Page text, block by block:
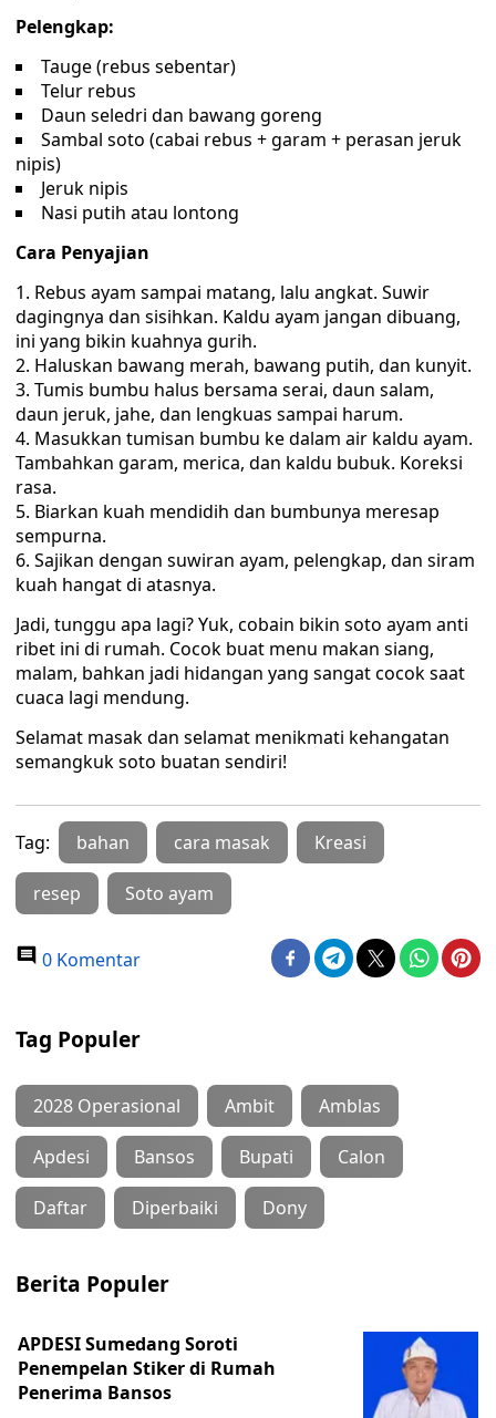
Pelengkap:
Tauge (rebus sebentar)
Telur rebus
Daun seledri dan bawang goreng
Sambal soto (cabai rebus + garam + perasan jeruk
nipis)
Jeruk nipis
Nasi putih atau lontong
Cara Penyajian
Rebus ayam sampai matang, lalu angkat. Suwir
dagingnya dan sisihkan. Kaldu ayam jangan dibuang,
ini yang bikin kuahnya gurih.
Haluskan bawang merah, bawang putih, dan kunyit.
Tumis bumbu halus bersama serai, daun salam,
daun jeruk, jahe, dan lengkuas sampai harum.
Masukkan tumisan bumbu ke dalam air kaldu ayam.
Tambahkan garam, merica, dan kaldu bubuk. Koreksi
rasa.
Biarkan kuah mendidih dan bumbunya meresap
sempurna.
Sajikan dengan suwiran ayam, pelengkap, dan siram
kuah hangat di atasnya.
Jadi, tunggu apa lagi? Yuk, cobain bikin soto ayam anti
ribet ini di rumah. Cocok buat menu makan siang,
malam, bahkan jadi hidangan yang sangat cocok saat
cuaca lagi mendung.
Selamat masak dan selamat menikmati kehangatan
semangkuk soto buatan sendiri!
Tag: bahan cara masak Kreasi
resep Soto ayam
0 Komentar
Tag Populer
2028 Operasional Ambit Amblas
Apdesi Bansos Bupati Calon
Daftar Diperbaiki Dony
Berita Populer
APDESI Sumedang Soroti
Penempelan Stiker di Rumah
Penerima Bansos